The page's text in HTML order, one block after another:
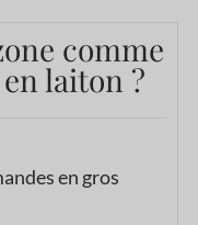
comme
laiton ?
en gros